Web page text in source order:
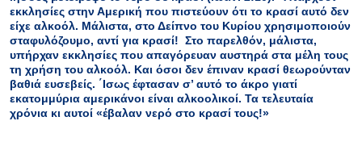
εκκλησίες στην Αμερική που πιστεύουν ότι το κρασί αυτό δεν
είχε αλκοόλ. Μάλιστα, στο Δείπνο του Κυρίου χρησιμοποιούν
σταφυλόζουμο, αντί για κρασί! Στο παρελθόν, μάλιστα,
υπήρχαν εκκλησίες που απαγόρευαν αυστηρά στα μέλη τους
τη χρήση του αλκοόλ. Και όσοι δεν έπιναν κρασί θεωρούνταν
βαθιά ευσεβείς. ΄Ισως έφτασαν σ’ αυτό το άκρο γιατί
εκατομμύρια αμερικάνοι είναι αλκοολικοί. Τα τελευταία
χρόνια κι αυτοί «έβαλαν νερό στο κρασί τους!»